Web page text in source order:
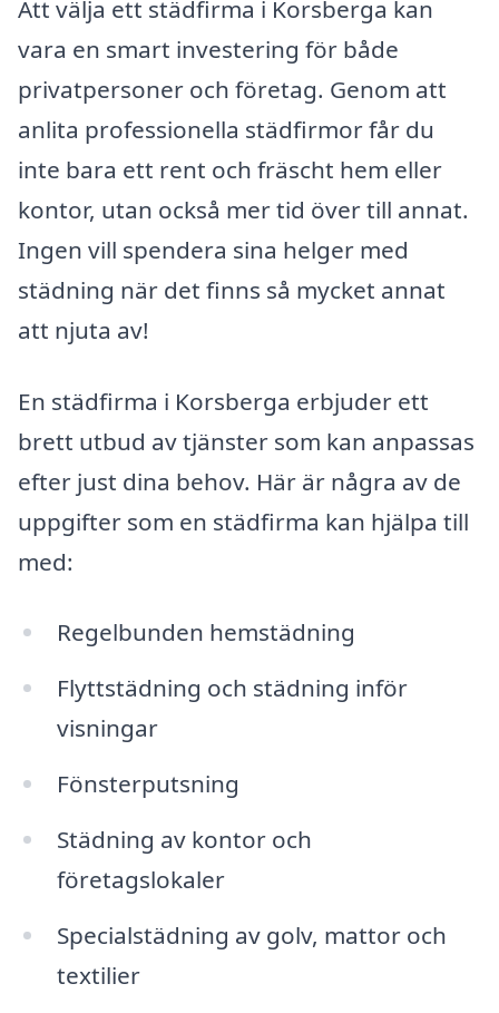
Att välja ett städfirma i Korsberga kan
vara en smart investering för både
privatpersoner och företag. Genom att
anlita professionella städfirmor får du
inte bara ett rent och fräscht hem eller
kontor, utan också mer tid över till annat.
Ingen vill spendera sina helger med
städning när det finns så mycket annat
att njuta av!
En städfirma i Korsberga erbjuder ett
brett utbud av tjänster som kan anpassas
efter just dina behov. Här är några av de
uppgifter som en städfirma kan hjälpa till
med:
Regelbunden hemstädning
Flyttstädning och städning inför
visningar
Fönsterputsning
Städning av kontor och
företagslokaler
Specialstädning av golv, mattor och
textilier